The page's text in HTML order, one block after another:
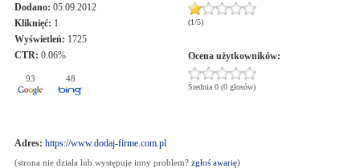
Dodano: 05.09.2012
Kliknięć: 1
Wyświetleń: 1725
CTR: 0.06%
93 48
(1/5)
Ocena użytkowników:
Średnia 0 (0 głosów)
Adres: https://www.dodaj-firme.com.pl
(strona nie działa lub występuje inny problem? zgłoś awarię)